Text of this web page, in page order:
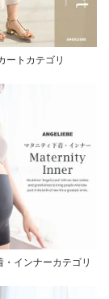
ートカテゴリ
・インナーカテゴリ